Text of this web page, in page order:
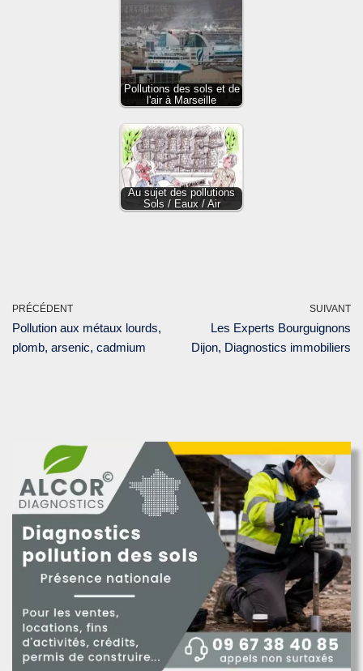
Pollutions des sols et de
l'air à Marseille
Au sujet des pollutions
Sols / Eaux / Air
PRÉCÉDENT
Pollution aux métaux lourds,
plomb, arsenic, cadmium
SUIVANT
Les Experts Bourguignons
Dijon, Diagnostics immobiliers